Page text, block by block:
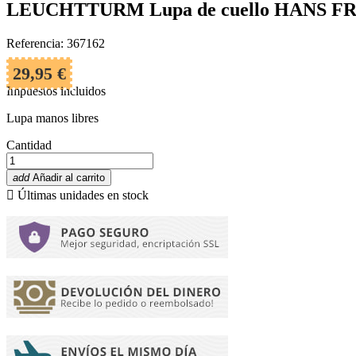
LEUCHTTURM Lupa de cuello HANS
Referencia: 367162
29,95 €
Impuestos incluidos
Lupa manos libres
Cantidad
add Añadir al carrito
 Últimas unidades en stock